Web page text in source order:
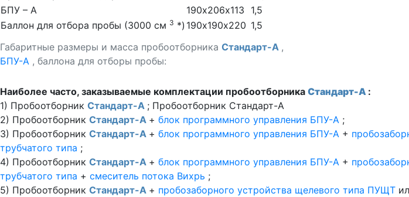
Габаритные размеры и масса пробоотборника Стандарт-А ,
БПУ-А , баллона для отборы пробы:
БПУ – А
190х206х113
1,5
Баллон для отбора пробы (3000 см 3 *) 190х190х220 1,5
Наиболее часто, заказываемые комплектации пробоотборника Стандарт-А :
1) Пробоотборник Стандарт-А ; Пробоотборник Стандарт-А
2) Пробоотборник Стандарт-А + блок программного управления БПУ-А ;
3) Пробоотборник Стандарт-А + блок программного управления БПУ-А +
трубчатого типа ;
4) Пробоотборник Стандарт-А + блок программного управления БПУ-А +
трубчатого типа + смеситель потока Вихрь ;
5) Пробоотборник Стандарт-А + пробозаборного устройства щелевого типа ПУЩТ